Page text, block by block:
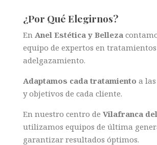
¿Por Qué Elegirnos?
En AnelEstética y Belleza
equipo de expertos en tratamientos
adelgazamiento.
Adaptamos cada tratamiento a
y objetivos de cada cliente.
En nuestro centro de Vilafranca
utilizamos equipos de última
garantizar resultados óptimos.